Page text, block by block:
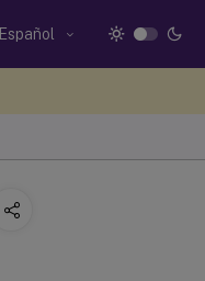
Español